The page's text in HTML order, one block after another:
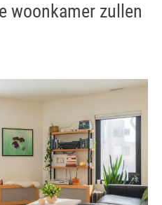
woonkamer zullen